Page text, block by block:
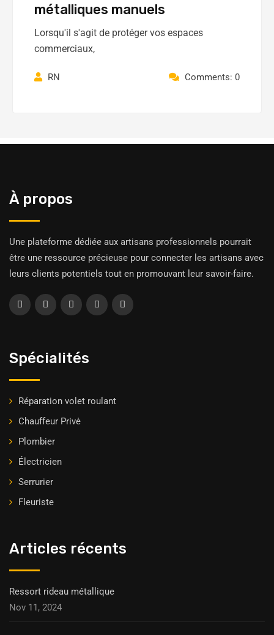
métalliques manuels
Lorsqu'il s'agit de protéger vos espaces
commerciaux,
RN Comments: 0
À propos
Une plateforme dédiée aux artisans professionnels pourrait
être une ressource précieuse pour connecter les artisans avec
leurs clients potentiels tout en promouvant leur savoir-faire.
Spécialités
Réparation volet roulant
Chauffeur Privė
Plombier
Électricien
Serrurier
Fleuriste
Articles récents
Ressort rideau métallique
Nov 11, 2024